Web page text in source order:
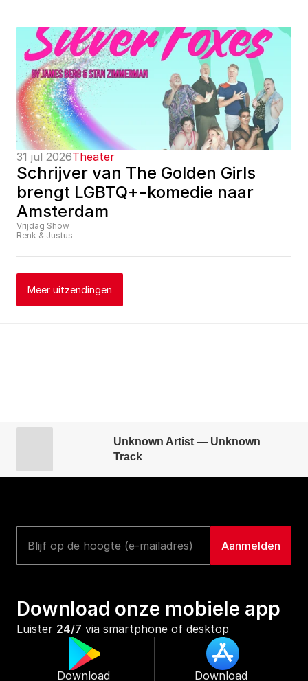
31 jul 2026Theater
Schrijver van The Golden Girls
brengt LGBTQ+-komedie naar
Amsterdam
Vrijdag Show
Renk & Justus
Meer uitzendingen
Unknown Artist — Unknown
Track
Download onze mobiele app
Luister 24/7 via smartphone of desktop
Download Download